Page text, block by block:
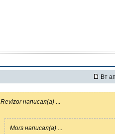
Вт
Revizor написал(а)
Mors написал(а)